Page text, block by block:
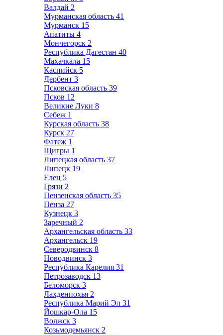
Валдай 2
Мурманская область 41
Мурманск 15
Апатиты 4
Мончегорск 2
Республика Дагестан 40
Махачкала 15
Каспийск 5
Дербент 3
Псковская область 39
Псков 12
Великие Луки 8
Себеж 1
Курская область 38
Курск 27
Фатеж 1
Щигры 1
Липецкая область 37
Липецк 19
Елец 5
Грязи 2
Пензенская область 35
Пенза 27
Кузнецк 3
Заречный 2
Архангельская область 33
Архангельск 19
Северодвинск 8
Новодвинск 3
Республика Карелия 31
Петрозаводск 13
Беломорск 3
Лахденпохья 2
Республика Марий Эл 31
Йошкар-Ола 15
Волжск 3
Козьмодемьянск 2